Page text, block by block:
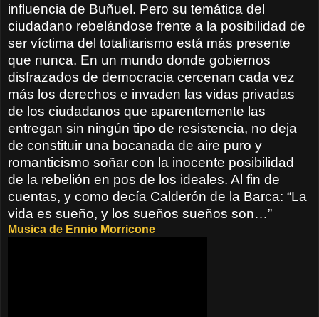
influencia de Buñuel. Pero su temática del
ciudadano rebelándose frente a la posibilidad de
ser víctima del totalitarismo está más presente
que nunca. En un mundo donde gobiernos
disfrazados de democracia cercenan cada vez
más los derechos e invaden las vidas privadas
de los ciudadanos que aparentemente las
entregan sin ningún tipo de resistencia, no deja
de constituir una bocanada de aire puro y
romanticismo soñar con la inocente posibilidad
de la rebelión en pos de los ideales. Al fin de
cuentas, y como decía Calderón de la Barca: “La
vida es sueño, y los sueños sueños son…”
Musica de Ennio Morricone